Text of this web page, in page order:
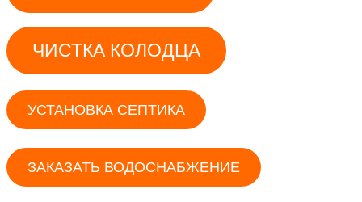
ЧИСТКА КОЛОДЦА
УСТАНОВКА СЕПТИКА
ЗАКАЗАТЬ ВОДОСНАБЖЕНИЕ